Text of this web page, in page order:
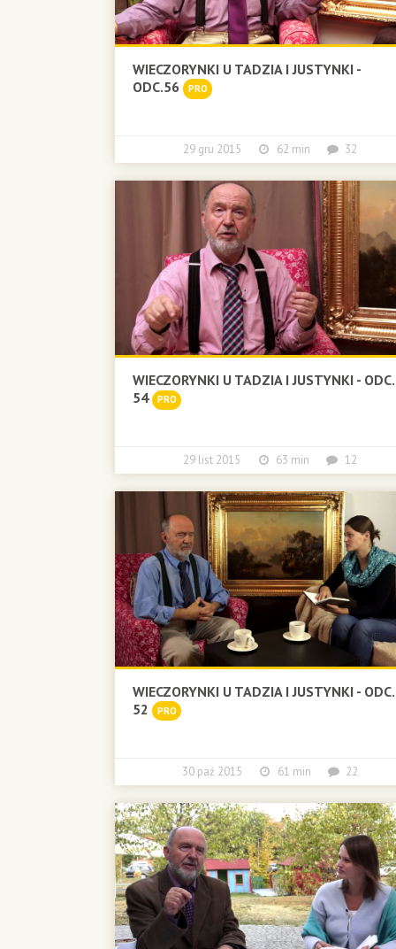
WIECZORYNKI U TADZIA I JUSTYNKI -
ODC.56
PRO
29 gru 2015 62 min 32
WIECZORYNKI U TADZIA I JUSTYNKI - ODC.
54
PRO
29 list 2015 63 min 12
WIECZORYNKI U TADZIA I JUSTYNKI - ODC.
52
PRO
30 paź 2015 61 min 22